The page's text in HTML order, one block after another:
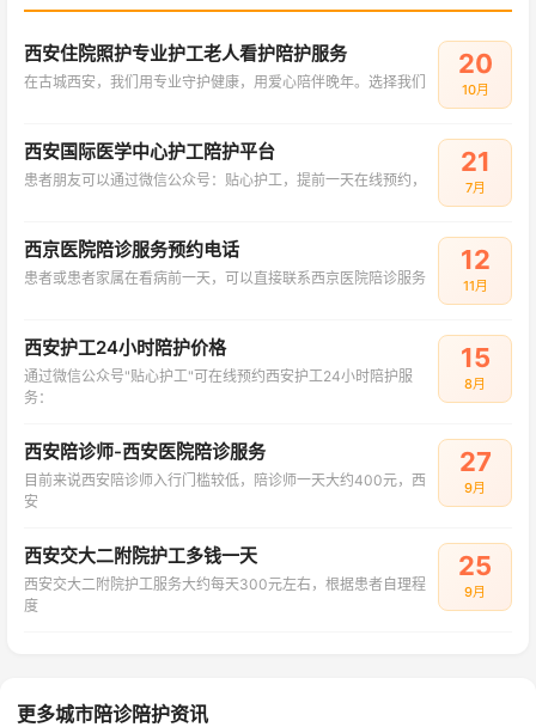
西安住院照护专业护工老人看护陪护服务
在古城西安，我们用专业守护健康，用爱心陪伴晚年。选择我们
20
10月
西安国际医学中心护工陪护平台
患者朋友可以通过微信公众号：贴心护工，提前一天在线预约，
21
7月
西京医院陪诊服务预约电话
患者或患者家属在看病前一天，可以直接联系西京医院陪诊服务
12
11月
西安护工24小时陪护价格
通过微信公众号"贴心护工"可在线预约西安护工24小时陪护服
务：
15
8月
西安陪诊师-西安医院陪诊服务
目前来说西安陪诊师入行门槛较低，陪诊师一天大约400元，西
安
27
9月
西安交大二附院护工多钱一天
西安交大二附院护工服务大约每天300元左右，根据患者自理程
度
25
9月
更多城市陪诊陪护资讯